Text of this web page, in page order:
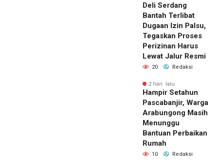
Deli Serdang
Bantah Terlibat
Dugaan Izin Palsu,
Tegaskan Proses
Perizinan Harus
Lewat Jalur Resmi
20 Redaksi
2 hari lalu
Hampir Setahun
Pascabanjir, Warga
Arabungong Masih
Menunggu
Bantuan Perbaikan
Rumah
10 Redaksi